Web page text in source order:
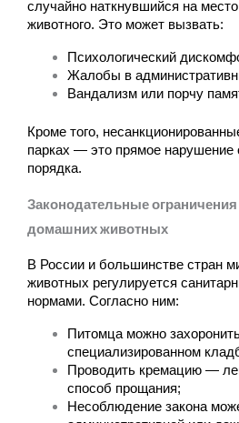
случайно наткнувшийся на
животного. Это может вызвать:
Психологический
Жалобы в
Вандализм или порчу
Кроме того,
парках — это прямое нарушение
порядка.
Законодательные ограничения
домашних животных
В России и большинстве стран
животных регулируется
нормами. Согласно ним:
Питомца можно
специализированном
Проводить кремацию —
способ прощания;
Несоблюдение закона